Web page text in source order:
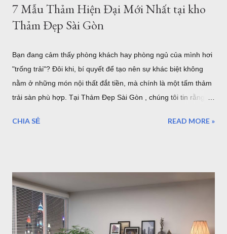
7 Mẫu Thảm Hiện Đại Mới Nhất tại kho
Thảm Đẹp Sài Gòn
Bạn đang cảm thấy phòng khách hay phòng ngủ của mình hơi
"trống trải"? Đôi khi, bí quyết để tạo nên sự khác biệt không
nằm ở những món nội thất đắt tiền, mà chính là một tấm thảm
trải sàn phù hợp. Tại Thảm Đẹp Sài Gòn , chúng tôi tin rằng
7 phong cách phối thảm trang trí cực "cháy" đang dẫn đầu xu
góc cạnh của nội thất. Khi kết hợp với bộ bàn ăn gỗ và ghế
màu xanh mint, tấm thảm tròn phòng khách tông màu trung
tính giúp định hình không gian, tạo cảm giác ấm cúng và quây
quần cho bữa cơm gia đình. Thảm tròn bàn ăn màu xám lông
CHIA SẺ READ MORE »